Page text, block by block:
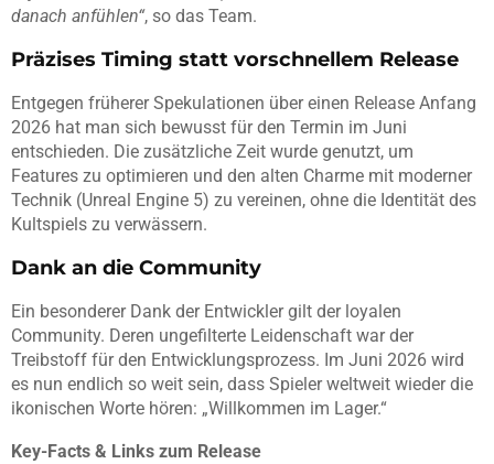
danach anfühlen“, so das Team.
Präzises Timing statt vorschnellem Release
Entgegen früherer Spekulationen über einen Release Anfang
2026 hat man sich bewusst für den Termin im Juni
entschieden. Die zusätzliche Zeit wurde genutzt, um
Features zu optimieren und den alten Charme mit moderner
Technik (Unreal Engine 5) zu vereinen, ohne die Identität des
Kultspiels zu verwässern.
Dank an die Community
Ein besonderer Dank der Entwickler gilt der loyalen
Community. Deren ungefilterte Leidenschaft war der
Treibstoff für den Entwicklungsprozess. Im Juni 2026 wird
es nun endlich so weit sein, dass Spieler weltweit wieder die
ikonischen Worte hören: „Willkommen im Lager.“
Key-Facts & Links zum Release